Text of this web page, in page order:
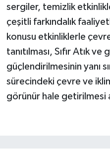
sergiler, temizlik
çeşitli farkındalık
konusu etkinliklerle
tanıtılması, Sıfır Atık
güçlendirilmesinin yanı
sürecindeki çevre ve
görünür hale getirilmesi